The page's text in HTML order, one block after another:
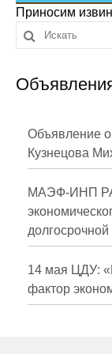
Публикации
Научная
О
Приносим
Объявление о
Кузнецова
МАЭФ-ИНП
14 мая ЦДУ:
фактор